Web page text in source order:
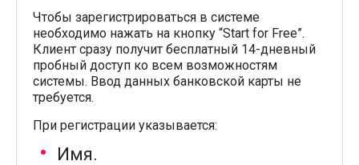
Чтобы зарегистрироваться в системе
необходимо нажать на кнопку “Start for Free”.
Клиент сразу получит бесплатный 14-дневный
пробный доступ ко всем возможностям
системы. Ввод данных банковской карты не
требуется.
При регистрации указывается:
Имя.